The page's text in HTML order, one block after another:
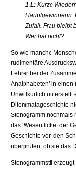
1 L: Kurze
Hauptgewinnerin.
Zufall. Frau bleibt
Wer hat recht?
So wie manche
rudimentäre
Lehrer bei der
Analphabeten’ in
Unwillkürlich unterstellt
Dilemmatageschichte
Stenogramm nochmals
das ‘Wesentliche’ der
Geschichte von den
überprüfen, ob sie das
Stenogrammstil